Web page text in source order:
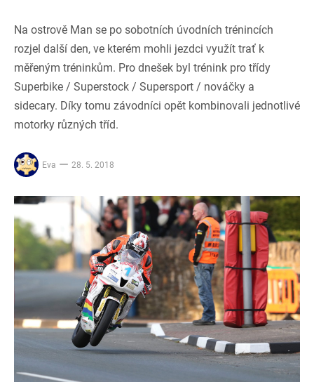
Na ostrově Man se po sobotních úvodních trénincích
rozjel další den, ve kterém mohli jezdci využít trať k
měřeným tréninkům. Pro dnešek byl trénink pro třídy
Superbike / Superstock / Supersport / nováčky a
sidecary. Díky tomu závodníci opět kombinovali jednotlivé
motorky různých tříd.
Eva 28. 5. 2018